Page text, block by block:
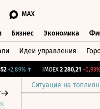
MAX
Бизнес Экономика
Идеи управления
+2,89%↑ IMOEX 2 280,21 -0,93%
Ситуация на
Вс